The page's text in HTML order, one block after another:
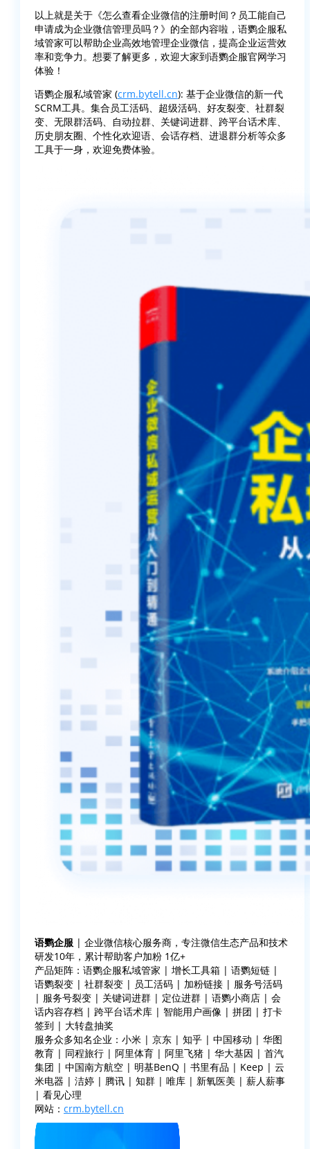
以上就是关于《怎么查看企业微信的注册时间？员工能自己
申请成为企业微信管理员吗？》的全部内容啦，语鹦企服私
域管家可以帮助企业高效地管理企业微信，提高企业运营效
率和竞争力。想要了解更多，欢迎大家到语鹦企服官网学习
体验！
语鹦企服私域管家 (crm.bytell.cn): 基于企业微信的新一代
SCRM工具。集合员工活码、超级活码、好友裂变、社群裂
变、无限群活码、自动拉群、关键词进群、跨平台话术库、
历史朋友圈、个性化欢迎语、会话存档、进退群分析等众多
工具于一身，欢迎免费体验。
语鹦企服 | 企业微信核心服务商，专注微信生态产品和技术
研发10年，累计帮助客户加粉 1亿+
产品矩阵：语鹦企服私域管家 | 增长工具箱 | 语鹦短链 |
语鹦裂变 | 社群裂变 | 员工活码 | 加粉链接 | 服务号活码
| 服务号裂变 | 关键词进群 | 定位进群 | 语鹦小商店 | 会
话内容存档 | 跨平台话术库 | 智能用户画像 | 拼团 | 打卡
签到 | 大转盘抽奖
服务众多知名企业：小米 | 京东 | 知乎 | 中国移动 | 华图
教育 | 同程旅行 | 阿里体育 | 阿里飞猪 | 华大基因 | 首汽
集团 | 中国南方航空 | 明基BenQ | 书里有品 | Keep | 云
米电器 | 洁婷 | 腾讯 | 知群 | 唯库 | 新氧医美 | 薪人薪事
| 看见心理
网站： crm.bytell.cn